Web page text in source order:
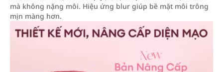
mà không nặng môi. Hiệu ứng blur giúp bề mặt môi trông
mịn màng hơn.